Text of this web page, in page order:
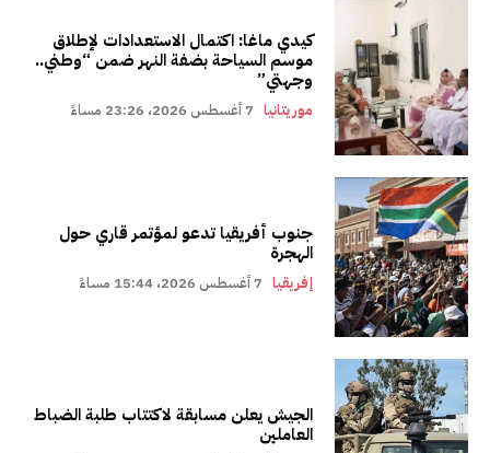
كيدي ماغا: اكتمال الاستعدادات لإطلاق
موسم السياحة بضفة النهر ضمن “وطني..
وجهتي”
موريتانيا 7 أغسطس 2026، 23:26 مساءً
جنوب أفريقيا تدعو لمؤتمر قاري حول
الهجرة
إفريقيا 7 أغسطس 2026، 15:44 مساءً
الجيش يعلن مسابقة لاكتتاب طلبة الضباط
العاملين